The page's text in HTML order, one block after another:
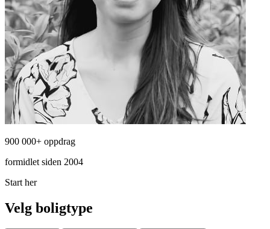
900 000+ oppdrag
formidlet siden 2004
Start her
Velg boligtype